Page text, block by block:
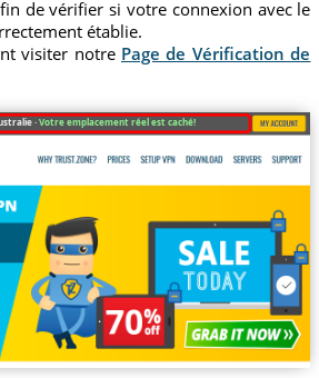
de vérifier si votre connexion avec le
établie.
visiter notre Page de Vérification de
·Votre emplacement réel est caché!